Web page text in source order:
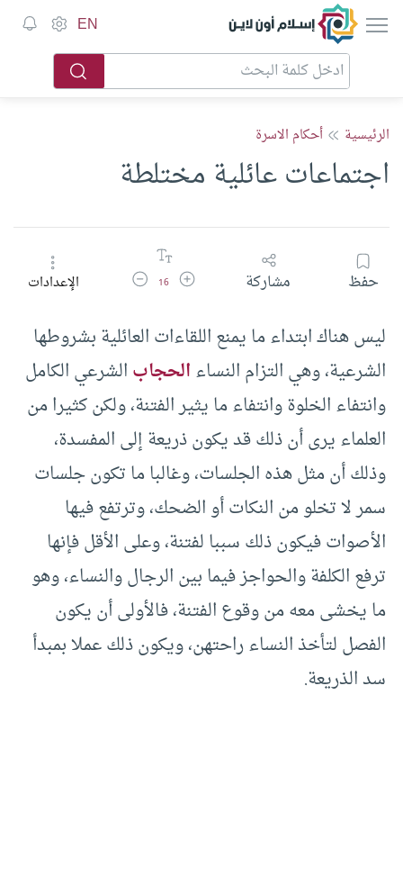
إسلام أون لاين EN
الرئيسية أحكام الاسرة
اجتماعات عائلية مختلطة
حفظ مشاركة زيادة حجم الخط
16 تقليل حجم الخطالإعدادات
ليس هناك ابتداء ما يمنع اللقاءات العائلية بشروطها
الشرعية، وهي التزام النساءالحجابالشرعي الكامل
وانتفاء الخلوة وانتفاء ما يثير الفتنة، ولكن كثيرا من
العلماء يرى أن ذلك قد يكون ذريعة إلى المفسدة،
وذلك أن مثل هذه الجلسات، وغالبا ما تكون جلسات
سمر لا تخلو من النكات أو الضحك، وترتفع فيها
الأصوات فيكون ذلك سببا لفتنة، وعلى الأقل فإنها
ترفع الكلفة والحواجز فيما بين الرجال والنساء، وهو
ما يخشى معه من وقوع الفتنة، فالأولى أن يكون
الفصل لتأخذ النساء راحتهن، ويكون ذلك عملا بمبدأ
سد الذريعة.